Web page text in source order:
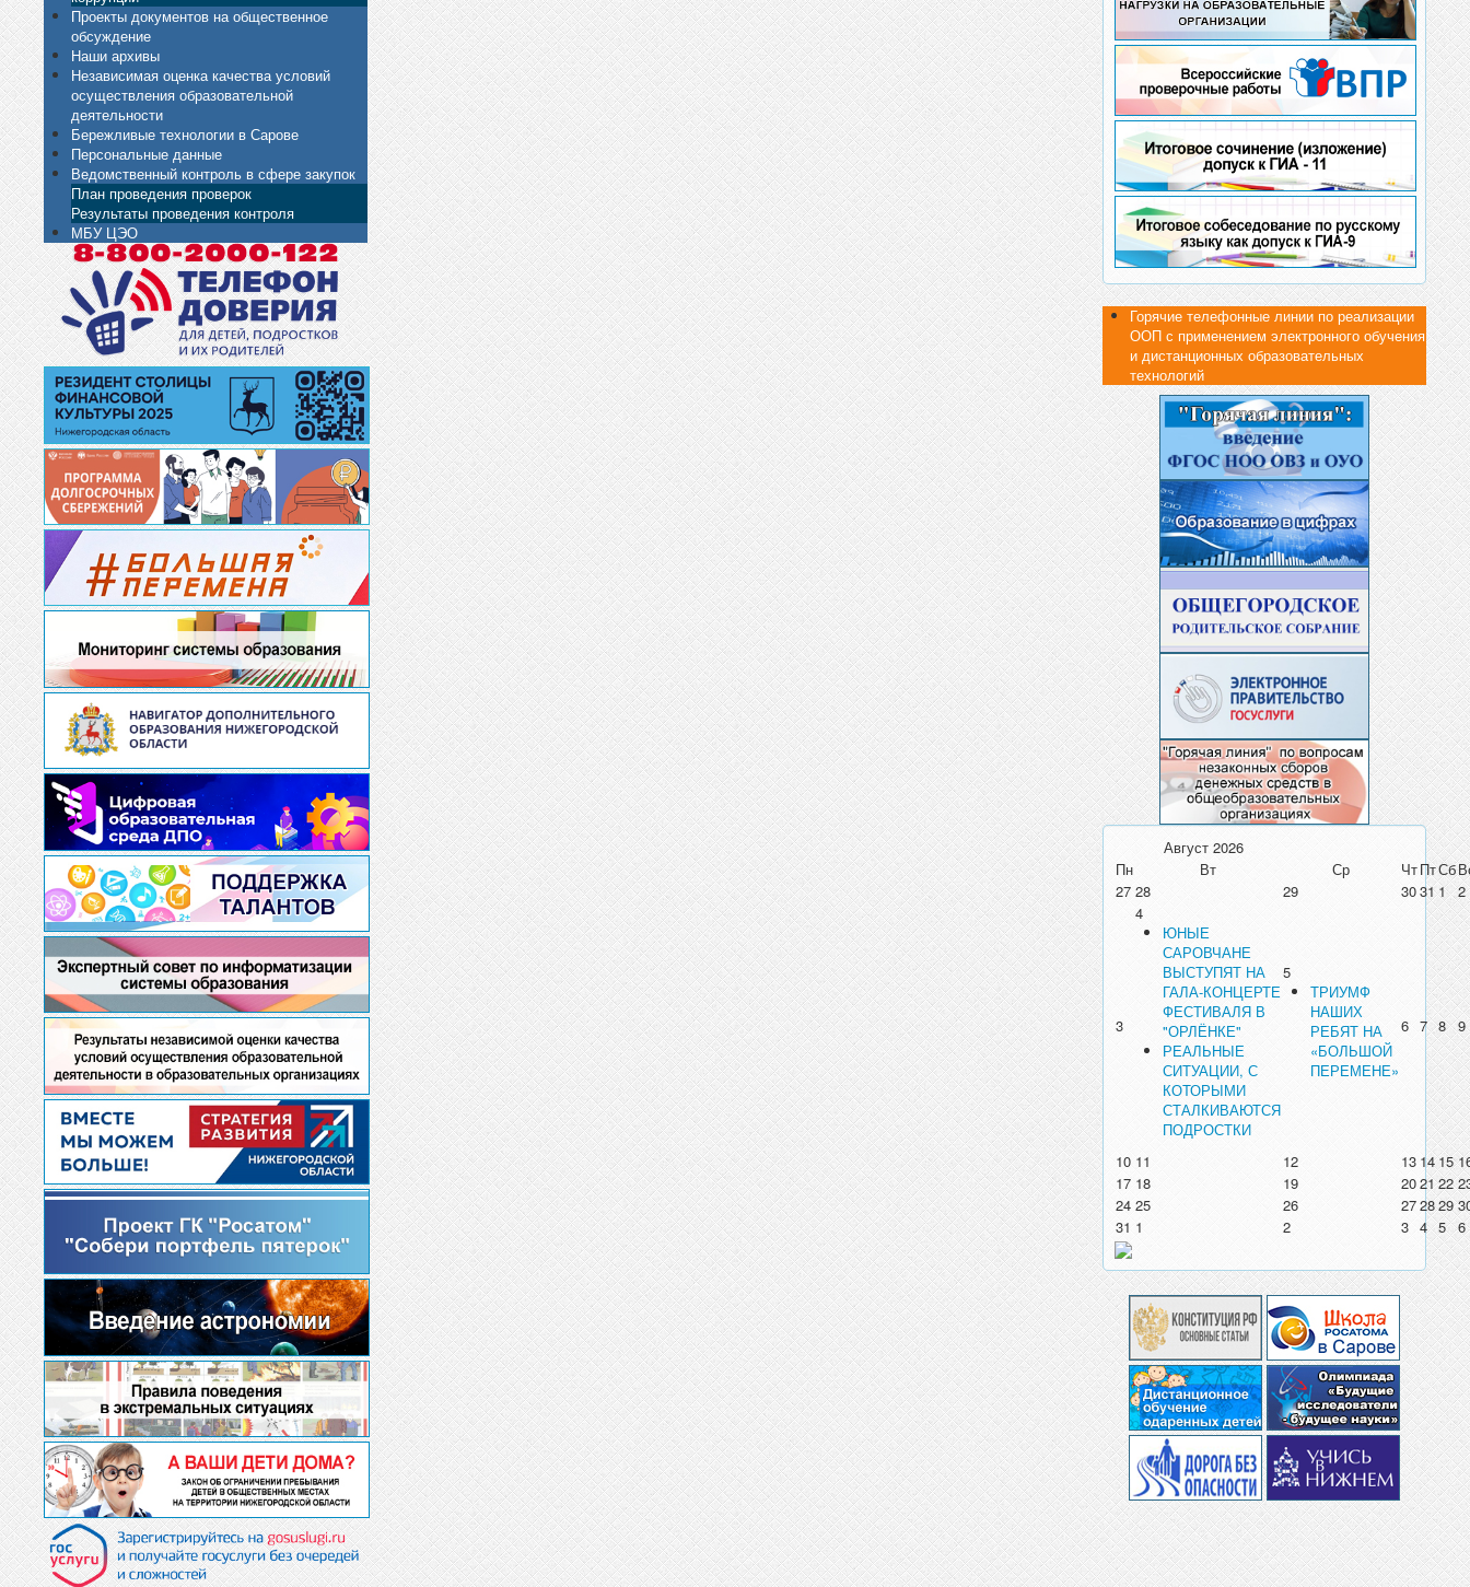
Проекты документов на общественное
обсуждение
Наши архивы
Независимая оценка качества условий
осуществления образовательной
деятельности
Бережливые технологии в Сарове
Персональные данные
Ведомственный контроль в сфере закупок
План проведения проверок
Результаты проведения контроля
МБУ ЦЭО
Горячие телефонные линии по реализации
ООП с применением электронного обучения
и дистанционных образовательных
технологий
Август 2026
Пн
Вт Ср ЧтПтСб
27 28 29 30311 2
3
4
ЮНЫЕ
САРОВЧАНЕ
ВЫСТУПЯТ НА
ГАЛА-КОНЦЕРТЕ
ФЕСТИВАЛЯ В
"ОРЛЁНКЕ"
РЕАЛЬНЫЕ
СИТУАЦИИ, С
КОТОРЫМИ
СТАЛКИВАЮТСЯ
ПОДРОСТКИ
5
ТРИУМФ
НАШИХ
РЕБЯТ НА
«БОЛЬШОЙ
ПЕРЕМЕНЕ»
6 7 8 9
10 11 12 13 1415
17 18 19 202122
24 25 26 272829
31 1 2 3 4 5 6